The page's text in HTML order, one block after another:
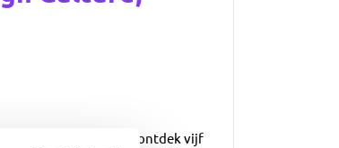
Caribisch gebied en ontdek vijf